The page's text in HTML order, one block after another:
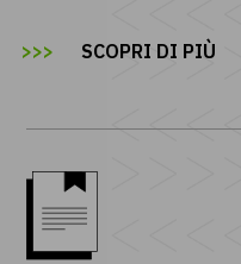
SCOPRI DI PIÙ